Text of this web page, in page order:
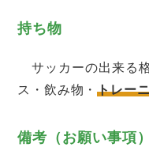
持ち物
サッカーの出来る
ス・飲み物・トレー
備考（お願い事項）